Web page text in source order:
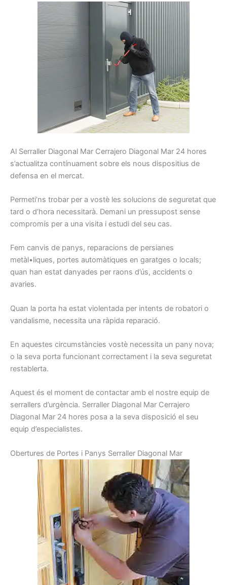
Al Serraller Diagonal Mar Cerrajero Diagonal Mar 24 hores
s’actualitza contínuament sobre els nous dispositius de
defensa en el mercat.
Permeti’ns trobar per a vostè les solucions de seguretat que
tard o d’hora necessitarà. Demani un pressupost sense
compromís per a una visita i estudi del seu cas.
Fem canvis de panys, reparacions de persianes
metàl•liques, portes automàtiques en garatges o locals;
quan han estat danyades per raons d’ús, accidents o
avaries.
Quan la porta ha estat violentada per intents de robatori o
vandalisme, necessita una ràpida reparació.
En aquestes circumstàncies vostè necessita un pany nova;
o la seva porta funcionant correctament i la seva seguretat
restablerta.
Aquest és el moment de contactar amb el nostre equip de
serrallers d’urgència. Serraller Diagonal Mar Cerrajero
Diagonal Mar 24 hores posa a la seva disposició el seu
equip d’especialistes.
Obertures de Portes i Panys Serraller Diagonal Mar